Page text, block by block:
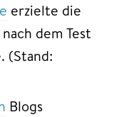
erzielte die
dem Test
(Stand:
Blogs